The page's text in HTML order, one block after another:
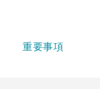
重要事項